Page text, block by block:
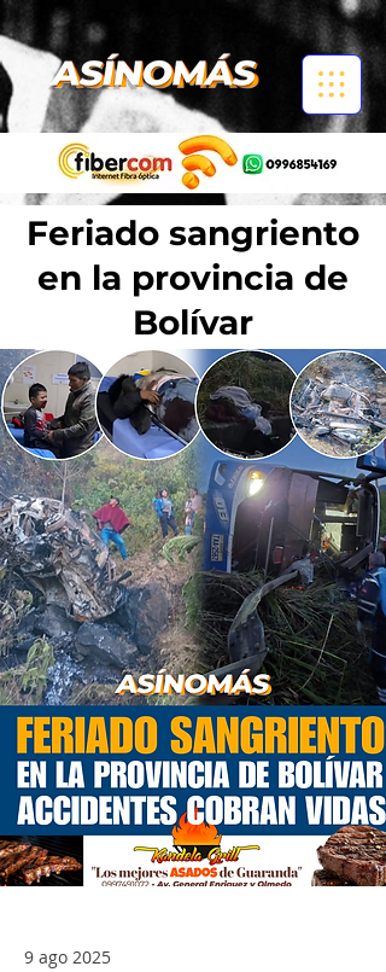
Feriado sangriento
en la provincia de
Bolívar
9 ago 2025